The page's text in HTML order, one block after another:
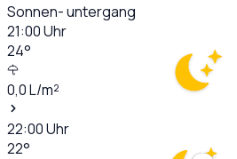
Sonnen- untergang
21:00Uhr
24°
0,0L/m²
22:00Uhr
22°